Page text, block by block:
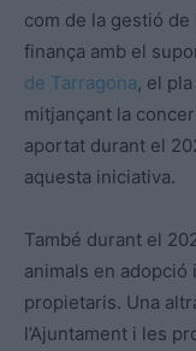
com de la gestió
finança amb el
de Tarragona, el
mitjançant la
aportat durant el
aquesta iniciativa.
També durant el
animals en adopció
propietaris. Una
l’Ajuntament i les